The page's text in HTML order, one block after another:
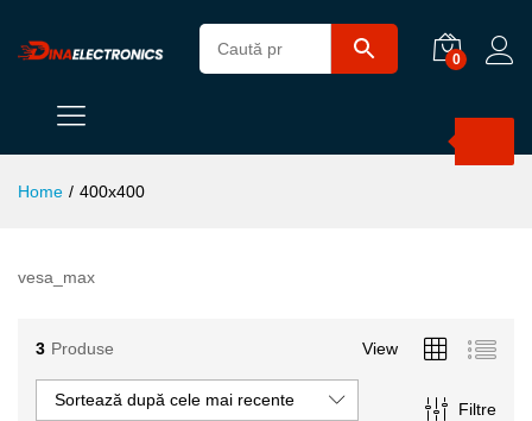
0
Home / 400x400
vesa_max
3 Produse View
Filtre
Sortează după cele mai recente